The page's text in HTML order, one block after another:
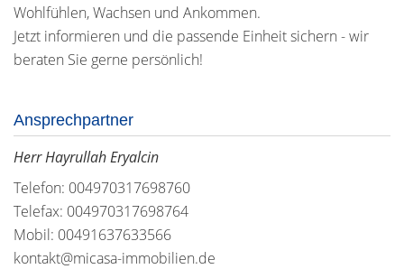
Wohlfühlen, Wachsen und Ankommen.
Jetzt informieren und die passende Einheit sichern - wir
beraten Sie gerne persönlich!
Ansprechpartner
Herr Hayrullah Eryalcin
Telefon: 004970317698760
Telefax: 004970317698764
Mobil: 00491637633566
kontakt@micasa-immobilien.de